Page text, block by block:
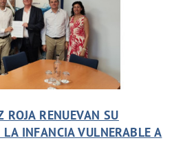
ROJA RENUEVAN SU
LA INFANCIA VULNERABLE A
DE VERANO